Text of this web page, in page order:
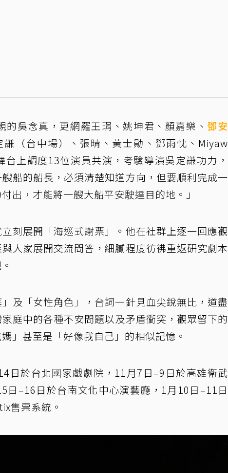
的吳念真，更網羅王琄、姚坤君、顏嘉樂、 鄧安
謙（台中場）、張晴、黃士勛、鄧雨忱、Miyaw
上調度13位演員共演，考驗導演吳定謙功力，
船的船長，必須清楚知道方向，但要順利完成一
出，才能將一艘大船平安駛達目的地。」
刻展開「海巡式謝票」。他在社群上逐一回應觀
大家展開交流問答，細膩程度彷彿重返研究劇本
及「女性角色」，台詞一針見血尖銳無比，道盡
庭中的各種不安問題以及矛盾衝突，觀眾留下的
」甚至是「好像我自己」的相似記憶。
日於台北國家戲劇院，11月7日–9日於高雄衛武
日–16日於台南文化中心演藝廳，1月10日–11日
售票系統。